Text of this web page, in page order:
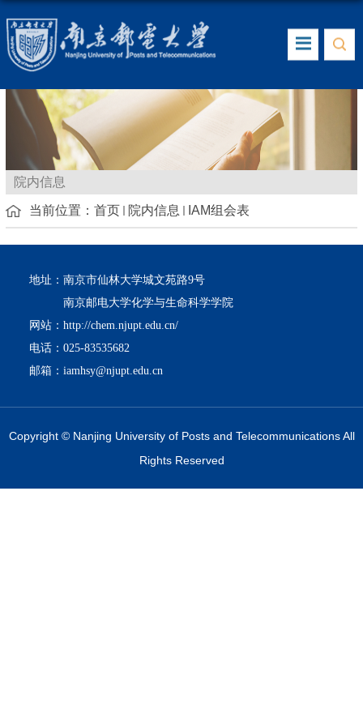
院内信息
当前位置： 首页 院内信息 IAM组会表
地址：南京市仙林大学城文苑路9号
南京邮电大学化学与生命科学学院
网站：http://chem.njupt.edu.cn/
电话：025-83535682
邮箱：iamhsy@njupt.edu.cn
Copyright © Nanjing University of Posts and Telecommunications All
Rights Reserved